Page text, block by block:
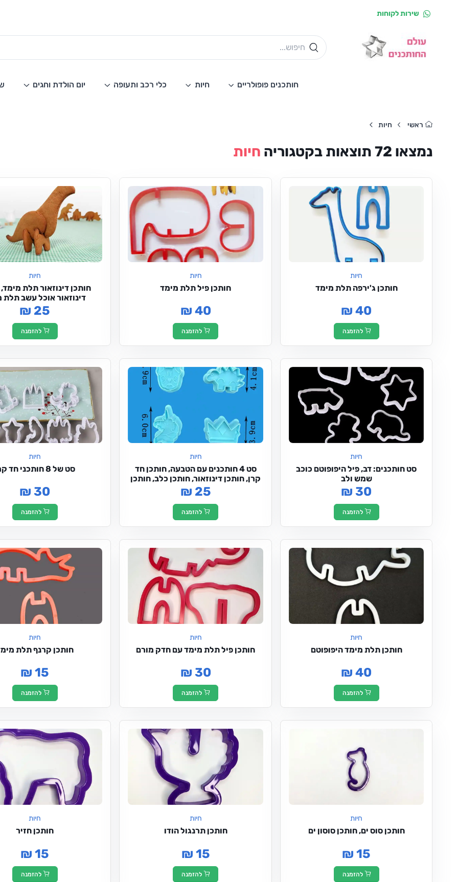
שירות לקוחות
חותכנים פופולריים חיות כלי רכב ותעופה יום הולדת וחגים
ראשי חיות
נמצאו 72 תוצאות בקטגוריה חיות
חיות
חותכן ג'ירפה תלת מימד
₪ 40
להזמנה
חיות
חותכן פיל תלת מימד
₪ 40
להזמנה
חיות
חותכן דינוזאור תלת
דינוזאור אוכל עשב תלת
₪ 25
להזמנה
חיות
סט חותכנים: דב, פיל היפופוטם כוכב
שמש ולב
₪ 30
להזמנה
חיות
סט 4 חותכנים עם הטבעה, חותכן חד
קרן, חותכן דינוזאור, חותכן כלב, חותכן
כתר
₪ 25
להזמנה
חיות
סט של 8 חותכני חד קרן
₪ 30
להזמנה
חיות
חותכן תלת מימד היפופוטם
₪ 40
להזמנה
חיות
חותכן פיל תלת מימד עם חדק מורם
₪ 30
להזמנה
חיות
חותכן קרנף תלת
₪ 15
להזמנה
חיות
חותכן סוס ים, חותכן סוסון ים
₪ 15
להזמנה
חיות
חותכן תרנגול הודו
₪ 15
להזמנה
חיות
חותכן חזיר
₪ 15
להזמנה